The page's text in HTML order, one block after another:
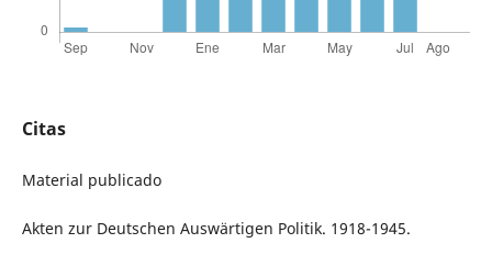
Citas
Material publicado
Akten zur Deutschen Auswärtigen Politik. 1918-1945.